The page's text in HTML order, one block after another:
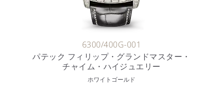
6300/400G-001
パテック フィリップ・グランドマスター・
チャイム・ハイジュエリー
ホワイトゴールド